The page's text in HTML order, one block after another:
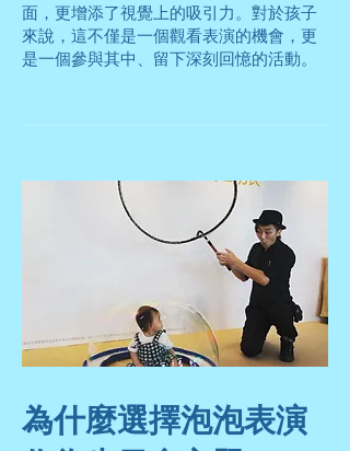
面，更增添了視覺上的吸引力。對於孩子
來說，這不僅是一個觀看表演的機會，更
是一個參與其中、留下深刻回憶的活動。
為什麼選擇泡泡表演